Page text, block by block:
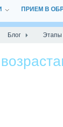
ПРИЕМ В
Блог Этапы